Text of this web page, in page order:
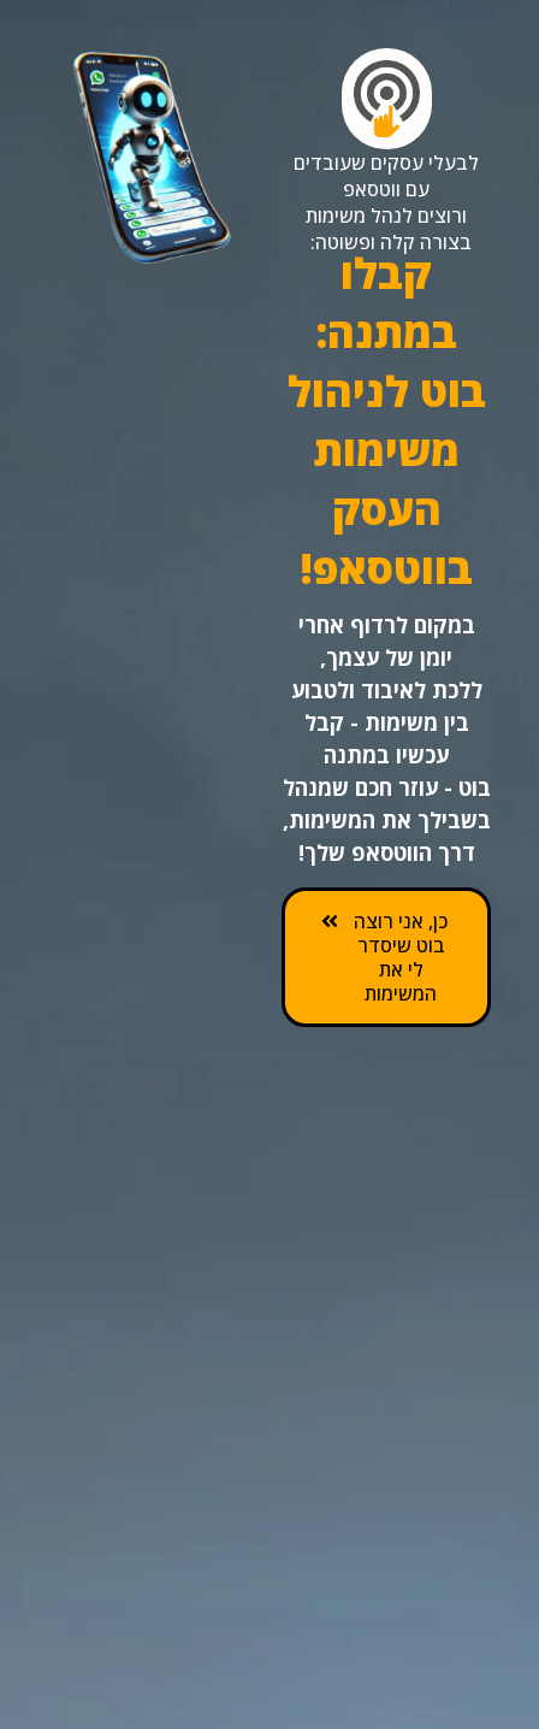
לבעלי עסקים שעובדים
עם ווטסאפ
ורוצים לנהל משימות
בצורה קלה ופשוטה:
קבלו
במתנה:
בוט לניהול
משימות
העסק
בווטסאפ!
במקום לרדוף אחרי
יומן של עצמך,
ללכת לאיבוד ולטבוע
בין משימות - קבל
עכשיו במתנה
בוט - עוזר חכם שמנהל
בשבילך את המשימות,
דרך הווטסאפ שלך!
כן, אני רוצה
בוט שיסדר
לי את
המשימות